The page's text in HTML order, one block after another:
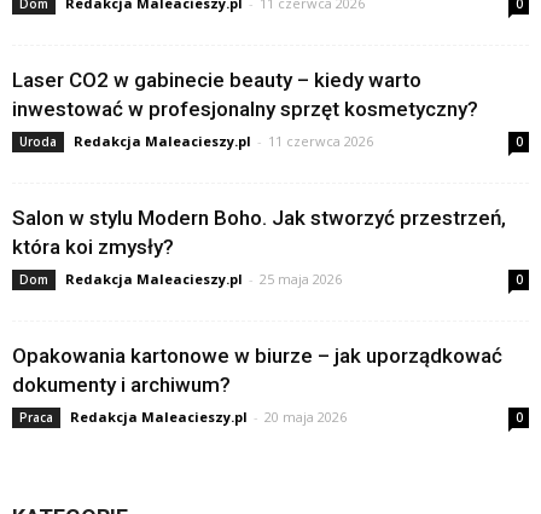
Dom 0
Laser CO2 w gabinecie beauty – kiedy warto
inwestować w profesjonalny sprzęt kosmetyczny?
Uroda Redakcja Maleacieszy.pl - 11 czerwca 2026 0
Salon w stylu Modern Boho. Jak stworzyć przestrzeń,
która koi zmysły?
Dom Redakcja Maleacieszy.pl - 25 maja 2026 0
Opakowania kartonowe w biurze – jak uporządkować
dokumenty i archiwum?
Praca Redakcja Maleacieszy.pl - 20 maja 2026 0